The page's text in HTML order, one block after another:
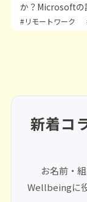
か？Microsoftの
#リモートワーク
新着コ
お名前・
Wellbeingに